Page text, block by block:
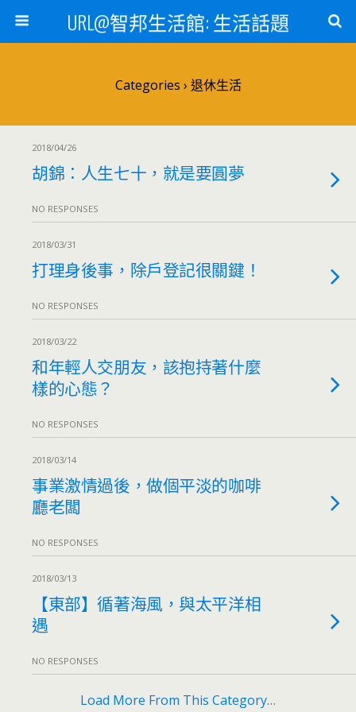
URL@智邦生活館: 生活話題
Categories › 退休生活
2018/04/26
胡錦：人生七十，就是要圓夢
NO RESPONSES
2018/03/31
打理身後事，除戶登記很關鍵！
NO RESPONSES
2018/03/22
和年輕人交朋友，該抱持著什麼
樣的心態？
NO RESPONSES
2018/03/14
事業激情過後，做個平淡的咖啡
廳老闆
NO RESPONSES
2018/03/13
【東部】循著海風，與太平洋相
遇
NO RESPONSES
Load More From This Category…